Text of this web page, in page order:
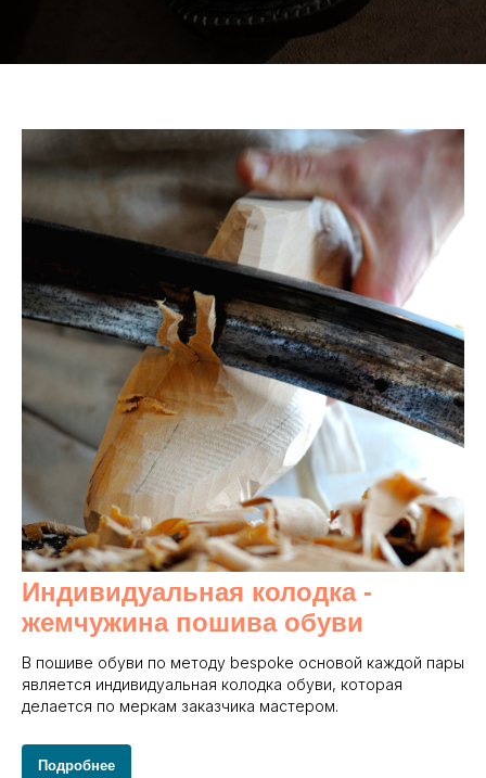
inbespoke.ru
Индивидуальная колодка -
жемчужина пошива обуви
В пошиве обуви по методу bespoke основой каждой пары
является индивидуальная колодка обуви, которая
делается по меркам заказчика мастером.
Подробнее